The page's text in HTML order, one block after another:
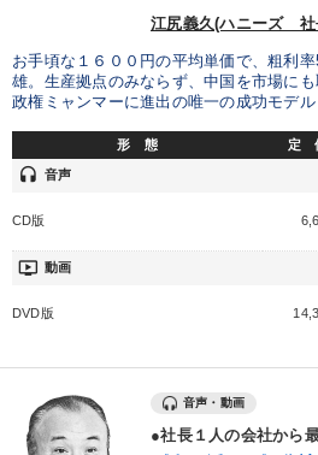
江尻義久(ハニーズ 社
お手頃な１６００円の平均単価で、粗利
雄。生産拠点のみならず、中国を市場に
政権ミャンマーに進出の唯一の成功モデル
形 態 定
headset 音声
CD版
ondemand_video 動画
DVD版
音声・動画
●社長１人の会社から